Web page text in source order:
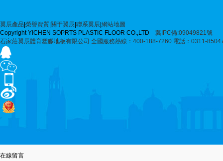
翼辰產品 榮譽資質 關于翼辰 聯系翼辰 網站地圖
Copyright YICHEN SOPRTS PLASTIC FLOOR CO.,LTD 冀IPC備:09049821號
石家莊翼辰體育塑膠地板有限公司 全國服務熱線：400-188-7260 電話：0311-
在線留言